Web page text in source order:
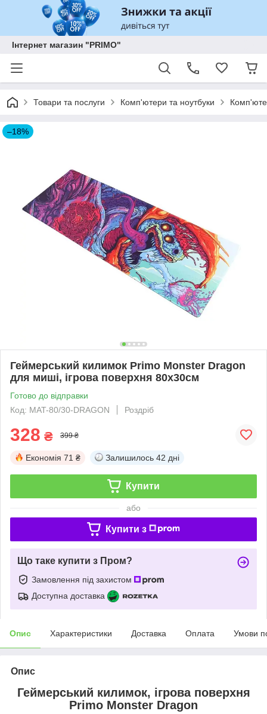
Інтернет магазин "PRIMO"
Товари та послуги Комп'ютери та ноутбуки
–18%
Геймерський килимок Primo Monster Dragon
для миші, ігрова поверхня 80х30см
Готово до відправки
Код: MAT-80/30-DRAGON
Роздріб
328 ₴ 399 ₴
Економія 71 ₴ Залишилось 42 дні
Купити
або
Купити з
Що таке купити з Пром?
Замовлення під захистом
Доступна доставка
Опис Характеристики Доставка Оплата Умови
Опис
Геймерський килимок, ігрова поверхня
Primo Monster Dragon